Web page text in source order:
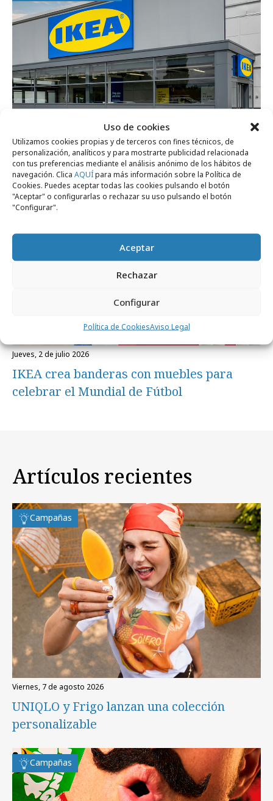
Uso de cookies
Utilizamos cookies propias y de terceros con fines técnicos, de
personalización, analíticos y para mostrarte publicidad relacionada
con tus preferencias mediante el análisis anónimo de los hábitos de
navegación. Clica AQUÍpara más información sobre la Política de
Cookies. Puedes aceptar todas las cookies pulsando el botón
"Aceptar" o configurarlas o rechazar su uso pulsando el botón
"Configurar".
Aceptar
Rechazar
Configurar
Política de CookiesAviso Legal
jueves, 9 de julio 2026
IKEA busca futuros hogares para ubicar
sus tiendas en España
jueves, 2 de julio 2026
IKEA crea banderas con muebles para
celebrar el Mundial de Fútbol
Artículos recientes
Campañas
viernes, 7 de agosto 2026
UNIQLO y Frigo lanzan una colección
personalizable
Campañas